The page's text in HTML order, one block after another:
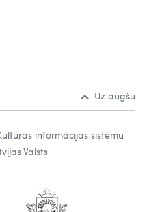
Uz augšu
informācijas sistēmu
Valsts